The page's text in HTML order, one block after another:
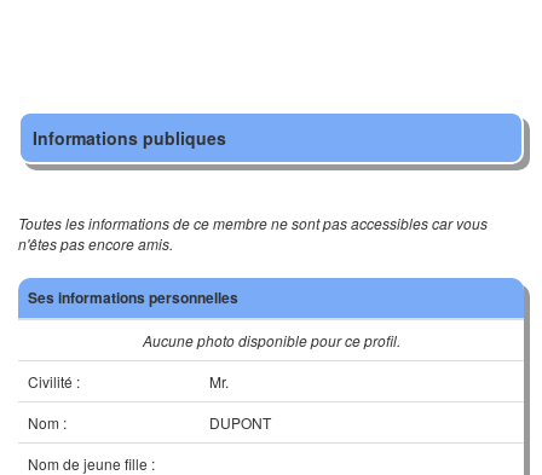
Informations publiques
Toutes les informations de ce membre ne sont pas accessibles car vous
n'êtes pas encore amis.
Ses informations personnelles
Aucune photo disponible pour ce profil.
Civilité :
Mr.
Nom :
DUPONT
Nom de jeune fille :